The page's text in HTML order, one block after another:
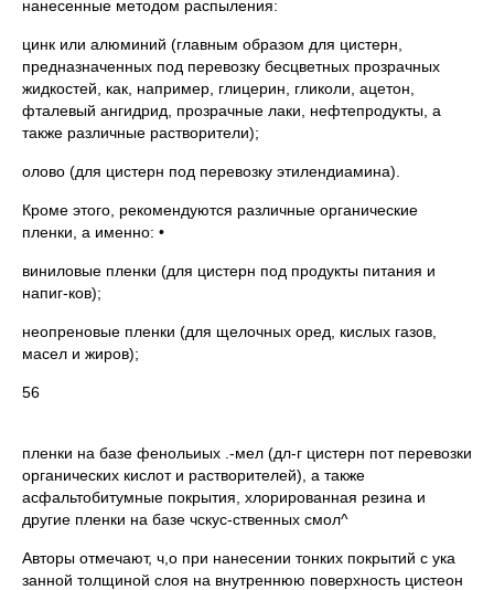
на­несенные методом распыления:
цинк или алюминий (главным образом для цистерн,
предназна­ченных под перевозку бесцветных прозрачных
жидкостей, как, на­пример, глицерин, гликоли, ацетон,
фталевый ангидрид, прозрач­ные лаки, нефтепродукты, а
также различные растворители);
олово (для цистерн под перевозку этилендиамина).
Кроме этого, рекомендуются различные органические
пленки, а именно: •
виниловые пленки (для цистерн под продукты питания и
напиг-ков);
неопреновые пленки (для щелочных оред, кислых газов,
масел и жиров);
56
пленки на базе фенольиых .-мел (дл-г цистерн пот перевозки
органических кислот и растворителей), а также
асфальтобитумные покрытия, хлорированная резина и
другие пленки на базе чскус-ственных смол^
Авторы отмечают, ч,о при нанесении тонких покрытий с ука­
занной толщиной слоя на внутреннюю поверхность цистеон